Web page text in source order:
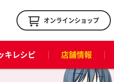
オンラインショップ
キレシピ 店舗情報